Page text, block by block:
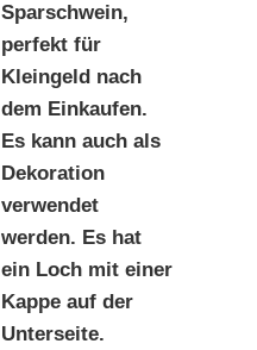
Sparschwein,
perfekt für
Kleingeld nach
dem Einkaufen.
Es kann auch als
Dekoration
verwendet
werden. Es hat
ein Loch mit einer
Kappe auf der
Unterseite.